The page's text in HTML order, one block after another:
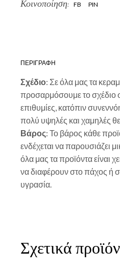
Κοινοποίηση: FB PIN
ΠΕΡΙΓΡΑΦΗ
Σχέδιο: Σε όλα μας τα
προσαρμόσουμε το σχέδιο
επιθυμίες, κατόπιν
πολύ υψηλές και χαμηλές
Βάρος: Το βάρος κάθε
ενδέχεται να παρουσιάζει
όλα μας τα προϊόντα είναι
να διαφέρουν στο πάχος ή
υγρασία.
Σχετικά